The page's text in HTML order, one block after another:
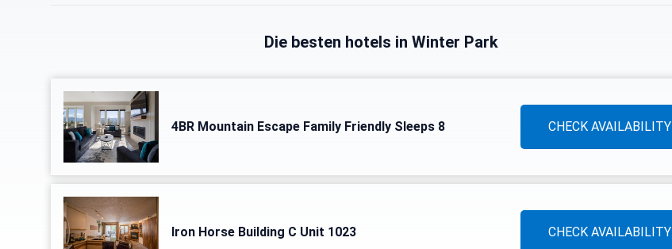
Die besten hotels in Winter Park
4BR Mountain Escape Family Friendly Sleeps 8 CHECK AVAILABILITY
Iron Horse Building C Unit 1023 CHECK AVAILABILITY